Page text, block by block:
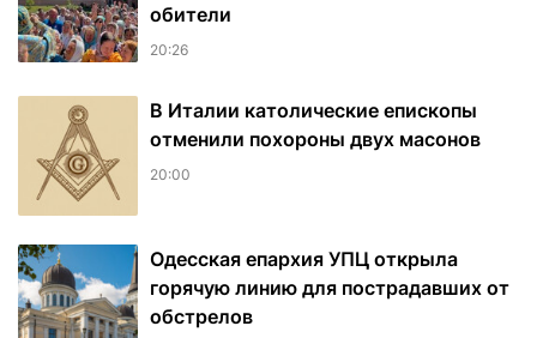
обители
20:26
В Италии католические епископы
отменили похороны двух масонов
20:00
Одесская епархия УПЦ открыла
горячую линию для пострадавших от
обстрелов